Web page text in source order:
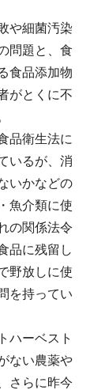
や細菌汚染
問題と、食
食品添加物
がとくに不
品衛生法に
いるが、消
いかなどの
魚介類に使
の関係法令
品に残留し
野放しに使
を持ってい
ハーベスト
ない農薬や
さらに昨今